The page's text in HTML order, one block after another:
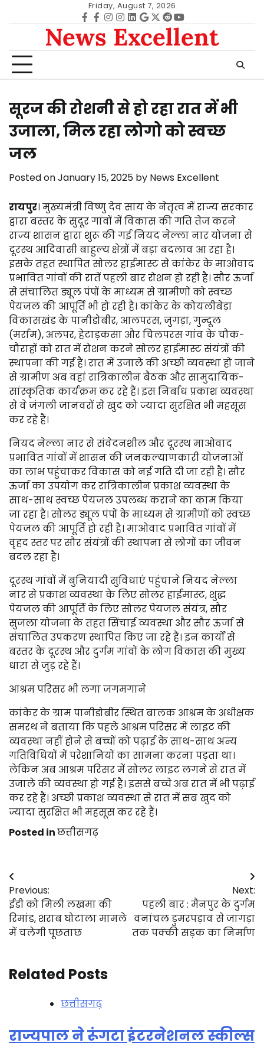
Friday, August 7, 2026
Facebook
facebook
Instagram
instagram
Linkedin
google
Twitter
redditYoutube
News Excellent
सूरज की रोशनी से हो रहा रात में भी
उजाला, मिल रहा लोगो को स्वच्छ
जल
Posted onJanuary 15, 2025 by News Excellent
रायपुर। मुख्यमंत्री विष्णु देव साय के नेतृत्व में राज्य सरकार
द्वारा बस्तर के सुदूर गांवों में विकास की गति तेज करने
राज्य शासन द्वारा शुरू की गई नियद नेल्ला नार योजना से
दूरस्थ आदिवासी बाहुल्य क्षेत्रों में बड़ा बदलाव आ रहा है।
इसके तहत स्थापित सोलर हाईमास्ट से कांकेर के माओवाद
प्रभावित गांवों की रातें पहली बार रोशन हो रही है। सौर ऊर्जा
से संचालित ड्यूल पंपों के माध्यम से ग्रामीणों को स्वच्छ
पेयजल की आपूर्ति भी हो रही है। कांकेर के कोयलीबेड़ा
विकासखंड के पानीडोबीर, आलपरस, जुगड़ा, गुन्दूल
(मर्राम), अलपर, हेटाड़कसा और चिलपरस गांव के चौक-
चौराहों को रात में रोशन करने सोलर हाईमास्ट संयंत्रों की
स्थापना की गई है। रात में उजाले की अच्छी व्यवस्था हो जाने
से ग्रामीण अब वहां रात्रिकालीन बैठक और सामुदायिक-
सांस्कृतिक कार्यक्रम कर रहे हैं। इस निर्बाध प्रकाश व्यवस्था
से वे जंगली जानवरों से खुद को ज्यादा सुरक्षित भी महसूस
कर रहे हैं।
नियद नेल्ला नार से संवेदनशील और दूरस्थ माओवाद
प्रभावित गांवों में शासन की जनकल्याणकारी योजनाओं
का लाभ पहुंचाकर विकास को नई गति दी जा रही है। सौर
ऊर्जा का उपयोग कर रात्रिकालीन प्रकाश व्यवस्था के
साथ-साथ स्वच्छ पेयजल उपलब्ध कराने का काम किया
जा रहा है। सोलर ड्यूल पंपों के माध्यम से ग्रामीणों को स्वच्छ
पेयजल की आपूर्ति हो रही है। माओवाद प्रभावित गांवों में
वृहद स्तर पर सौर संयंत्रों की स्थापना से लोगों का जीवन
बदल रहा है।
दूरस्थ गांवों में बुनियादी सुविधाएं पहुंचाने नियद नेल्ला
नार से प्रकाश व्यवस्था के लिए सोलर हाईमास्ट, शुद्ध
पेयजल की आपूर्ति के लिए सोलर पेयजल संयंत्र, सौर
सुजला योजना के तहत सिंचाई व्यवस्था और सौर ऊर्जा से
संचालित उपकरण स्थापित किए जा रहे हैं। इन कार्यों से
बस्तर के दूरस्थ और दुर्गम गांवों के लोग विकास की मुख्य
धारा से जुड़ रहे हैं।
आश्रम परिसर भी लगा जगमगाने
कांकेर के ग्राम पानीडोबीर स्थित बालक आश्रम के अधीक्षक
समरथ ने बताया कि पहले आश्रम परिसर में लाइट की
व्यवस्था नहीं होने से बच्चों को पढ़ाई के साथ-साथ अन्य
गतिविधियों में परेशानियों का सामना करना पड़ता था।
लेकिन अब आश्रम परिसर में सोलर लाइट लगने से रात में
उजाले की व्यवस्था हो गई है। इससे बच्चे अब रात में भी पढ़ाई
कर रहे हैं। अच्छी प्रकाश व्यवस्था से रात में सब खुद को
ज्यादा सुरक्षित भी महसूस कर रहे हैं।
Posted inछत्तीसगढ़
Post
navigation
Previous:
ईडी को मिली लखमा की
रिमांड, शराब घोटाला मामले
में चलेगी पूछताछ
Next:
पहली बार : मैनपुर के दुर्गम
वनांचल डुमरपड़ाव से जागड़ा
तक पक्की सड़क का निर्माण
Related Posts
छत्तीसगढ़
राज्यपाल ने रूंगटा इंटरनेशनल स्कील्स